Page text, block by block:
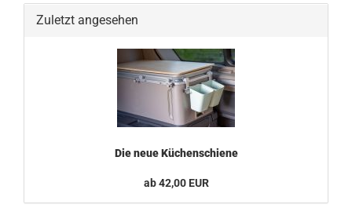
Zuletzt angesehen
Die neue Küchenschiene
ab 42,00 EUR